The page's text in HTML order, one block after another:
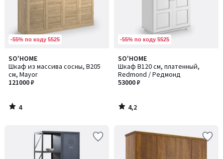
-55% по коду 5525
SO'HOME
Шкаф из массива сосны, В205
см, Mayor
121000 ₽
4
/
5
4
/
-55% по коду 5525
SO'HOME
Шкаф В120 см, платенный,
Redmond / Редмонд
53000 ₽
4,2
/ 5
4,2
/